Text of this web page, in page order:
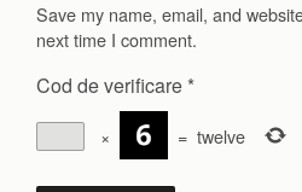
Save my name, email, and
next time I comment.
Cod de verificare *
× = twelve